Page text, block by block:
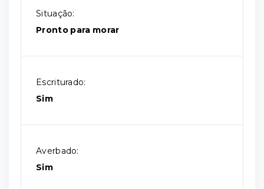
Situação:
Pronto para morar
Escriturado:
Sim
Averbado:
Sim